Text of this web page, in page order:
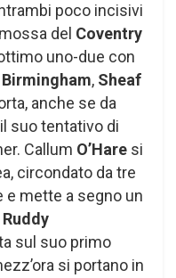
poco incisivi
del Coventry
uno-due con
Birmingham, Sheaf
anche se da
suo tentativo di
Callum O’Hare si
circondato da tre
e mette a segno un
Ruddy
sul suo primo
si portano in